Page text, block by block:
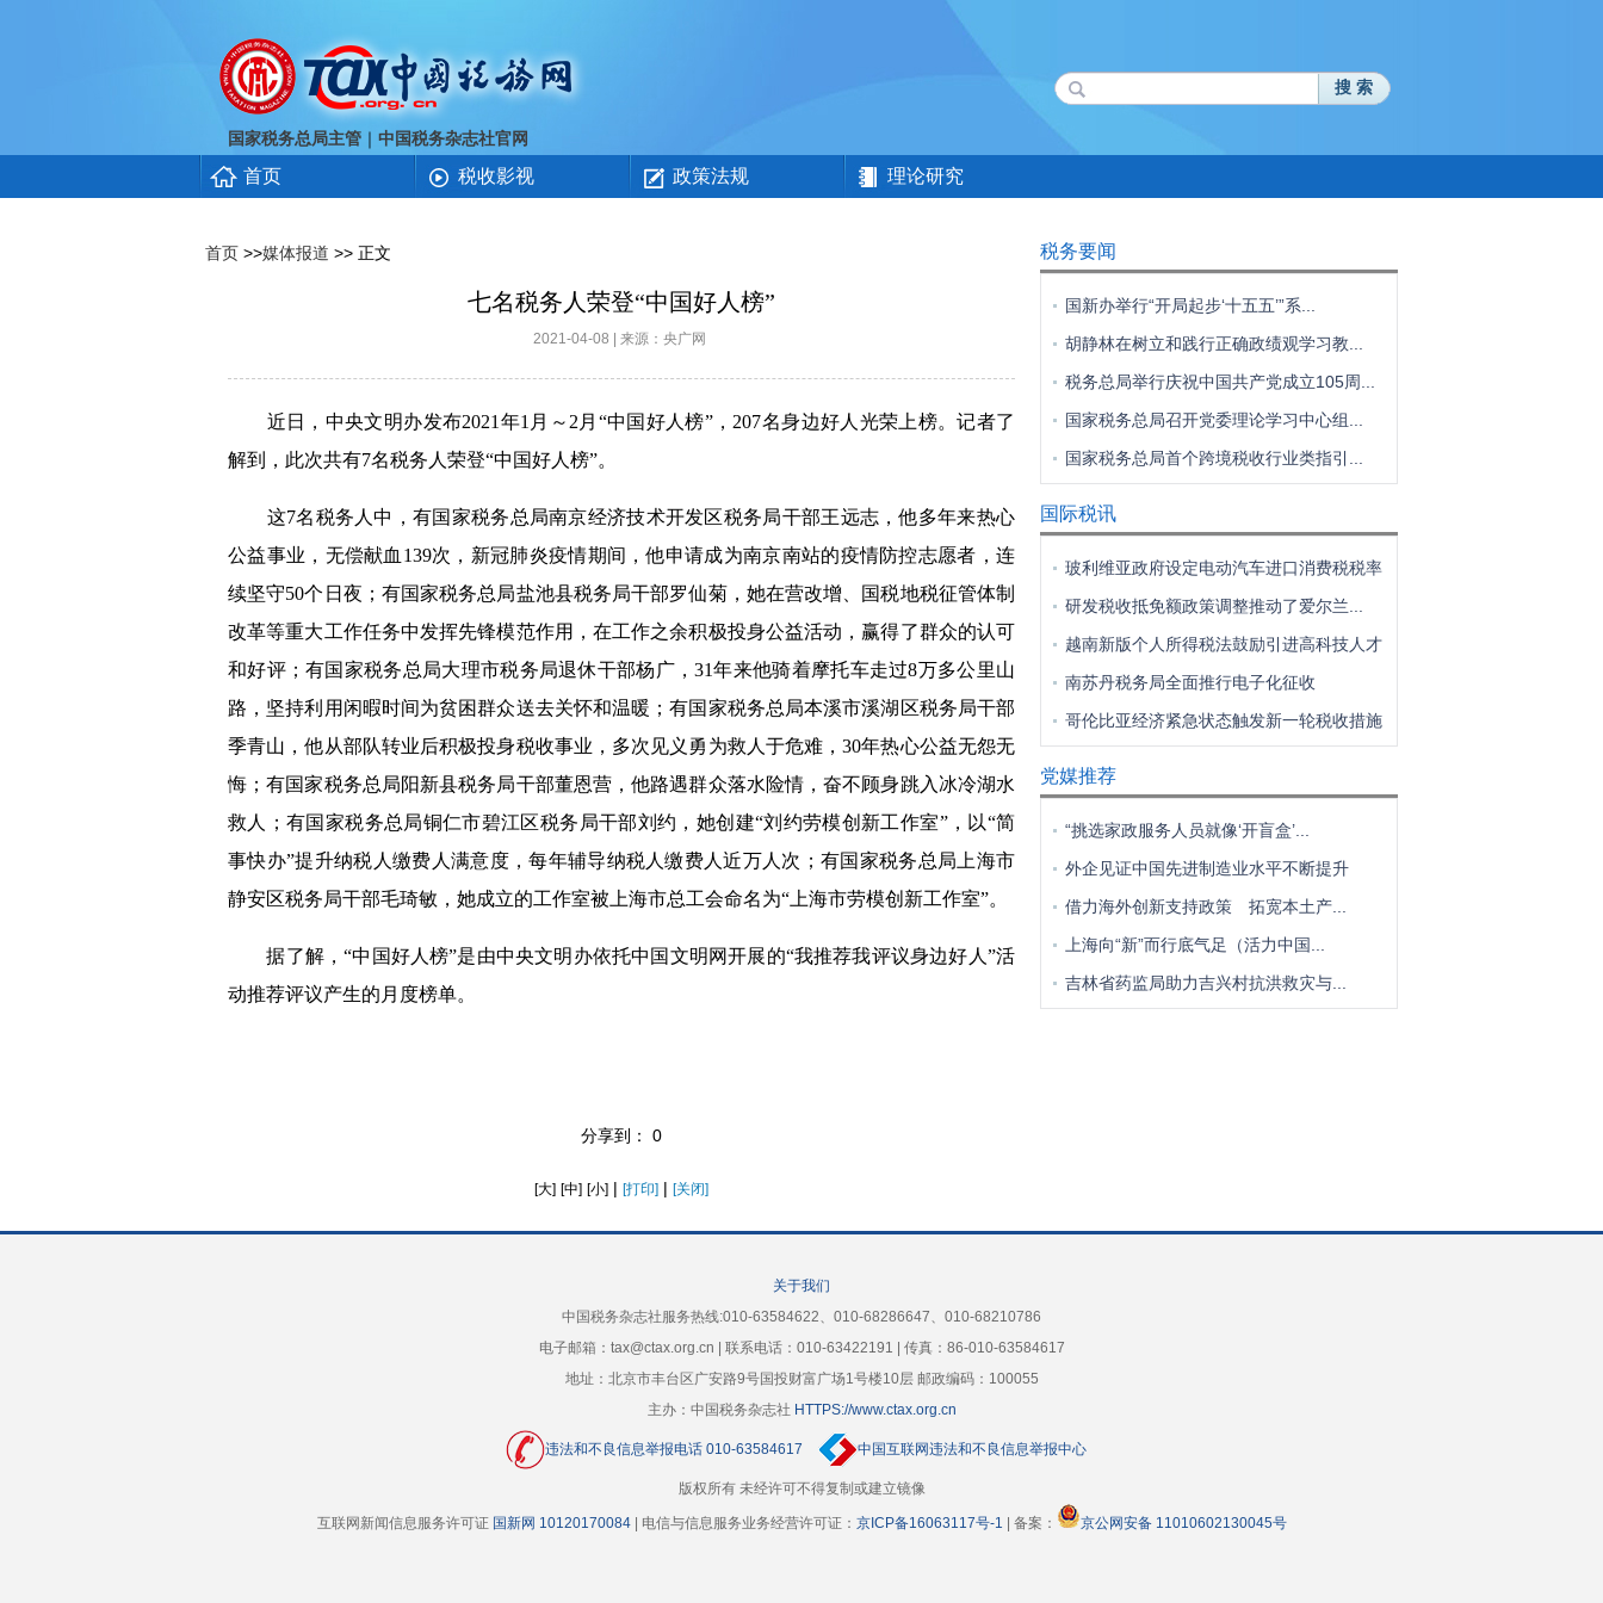
国家税务总局主管 ｜ 中国税务杂志社官网
搜 索
首页 税收影视 政策法规 理论研究
首页 >>媒体报道 >> 正文
七名税务人荣登“中国好人榜”
2021-04-08 | 来源：央广网
近日，中央文明办发布2021年1月～2月“中国好人榜”，207名身边好人光荣上榜。记者了
解到，此次共有7名税务人荣登“中国好人榜”。
这7名税务人中，有国家税务总局南京经济技术开发区税务局干部王远志，他多年来热心
公益事业，无偿献血139次，新冠肺炎疫情期间，他申请成为南京南站的疫情防控志愿者，连
续坚守50个日夜；有国家税务总局盐池县税务局干部罗仙菊，她在营改增、国税地税征管体制
改革等重大工作任务中发挥先锋模范作用，在工作之余积极投身公益活动，赢得了群众的认可
和好评；有国家税务总局大理市税务局退休干部杨广，31年来他骑着摩托车走过8万多公里山
路，坚持利用闲暇时间为贫困群众送去关怀和温暖；有国家税务总局本溪市溪湖区税务局干部
季青山，他从部队转业后积极投身税收事业，多次见义勇为救人于危难，30年热心公益无怨无
悔；有国家税务总局阳新县税务局干部董恩营，他路遇群众落水险情，奋不顾身跳入冰冷湖水
救人；有国家税务总局铜仁市碧江区税务局干部刘约，她创建“刘约劳模创新工作室”，以“简
事快办”提升纳税人缴费人满意度，每年辅导纳税人缴费人近万人次；有国家税务总局上海市
静安区税务局干部毛琦敏，她成立的工作室被上海市总工会命名为“上海市劳模创新工作室”。
据了解，“中国好人榜”是由中央文明办依托中国文明网开展的“我推荐我评议身边好人”活
动推荐评议产生的月度榜单。
分享到： 0
[大] [中] [小] | [打印] | [关闭]
税务要闻
国新办举行“开局起步‘十五五’”系...
胡静林在树立和践行正确政绩观学习教...
税务总局举行庆祝中国共产党成立105周...
国家税务总局召开党委理论学习中心组...
国家税务总局首个跨境税收行业类指引...
国际税讯
玻利维亚政府设定电动汽车进口消费税税率
研发税收抵免额政策调整推动了爱尔兰...
越南新版个人所得税法鼓励引进高科技人才
南苏丹税务局全面推行电子化征收
哥伦比亚经济紧急状态触发新一轮税收措施
党媒推荐
“挑选家政服务人员就像‘开盲盒’...
外企见证中国先进制造业水平不断提升
借力海外创新支持政策 拓宽本土产...
上海向“新”而行底气足（活力中国...
吉林省药监局助力吉兴村抗洪救灾与...
关于我们
中国税务杂志社服务热线:010-63584622、010-68286647、010-68210786
电子邮箱：tax@ctax.org.cn | 联系电话：010-63422191 | 传真：86-010-63584617
地址：北京市丰台区广安路9号国投财富广场1号楼10层 邮政编码：100055
主办：中国税务杂志社 HTTPS://www.ctax.org.cn
违法和不良信息举报电话 010-63584617 中国互联网违法和不良信息举报中心
版权所有 未经许可不得复制或建立镜像
互联网新闻信息服务许可证 国新网 10120170084| 电信与信息服务业务经营许可证： 京ICP备16063117号-1 | 备案： 京公网安备 11010602130045号